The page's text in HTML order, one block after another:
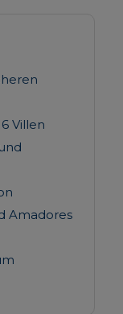
Villen
Amadores